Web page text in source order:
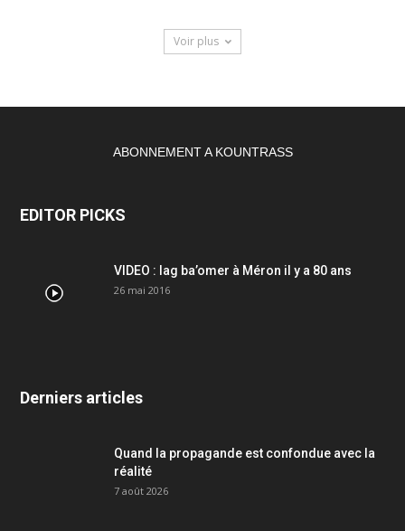
Voir plus
ABONNEMENT A KOUNTRASS
EDITOR PICKS
VIDEO : lag ba’omer à Méron il y a 80 ans
26 mai 2016
Derniers articles
Quand la propagande est confondue avec la
réalité
7 août 2026